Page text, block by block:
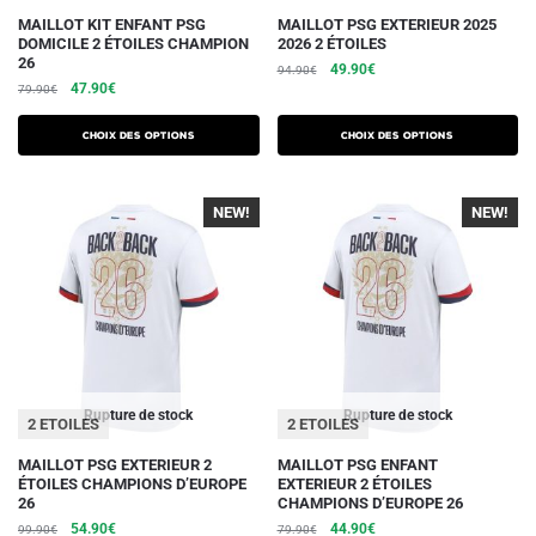
MAILLOT KIT ENFANT PSG
DOMICILE 2 ÉTOILES CHAMPION
26
79.90€
Le
initial
était :
47.90€Le
actuel
est :
Choix des options
Ce
produit
a
plusieurs
variations.
choisies
produit
MAILLOT PSG EXTERIEUR 2025
2026 2 ÉTOILES
94.90€
Le
initial
était :
94.90€.
49.90€Le
actuel
est :
49.90€.
Choix des options
Ce
produit
a
plusieurs
variations.
choisies
produit
Rupture de stock
2 ETOILES
NEW!
MAILLOT PSG EXTERIEUR 2
ÉTOILES CHAMPIONS D’EUROPE
26
99.90€
Le
54.90€Le
Ce
produit
a
Rupture de stock
2 ETOILES
NEW!
MAILLOT PSG ENFANT
EXTERIEUR 2 ÉTOILES
CHAMPIONS D’EUROPE 26
79.90€
Le
44.90€Le
Ce
produit
a